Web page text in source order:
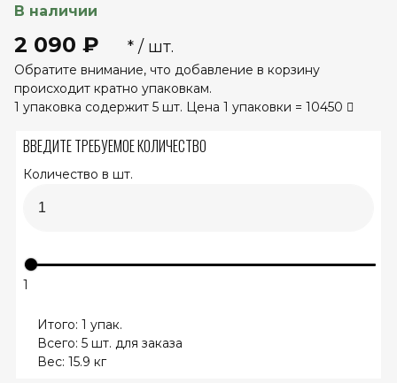
В наличии
2 090 ₽ * / шт.
Обратите внимание, что добавление в корзину
происходит кратно упаковкам.
1 упаковка содержит 5 шт. Цена 1 упаковки = 10450
ВВЕДИТЕ ТРЕБУЕМОЕ КОЛИЧЕСТВО
Количество в шт.
1
Итого:1 упак.
Всего:5 шт. для заказа
Вес:15.9 кг